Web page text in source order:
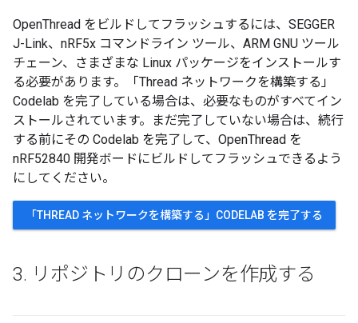
OpenThread をビルドしてフラッシュするには、SEGGER
J-Link、nRF5x コマンドライン ツール、ARM GNU ツール
チェーン、さまざまな Linux パッケージをインストールす
る必要があります。「Thread ネットワークを構築する」
Codelab を完了している場合は、必要なものがすべてイン
ストールされています。まだ完了していない場合は、続行
する前にその Codelab を完了して、OpenThread を
nRF52840 開発ボードにビルドしてフラッシュできるよう
にしてください。
「THREAD ネットワークを構築する」CODELAB を完了する
3. リポジトリのクローンを作成する